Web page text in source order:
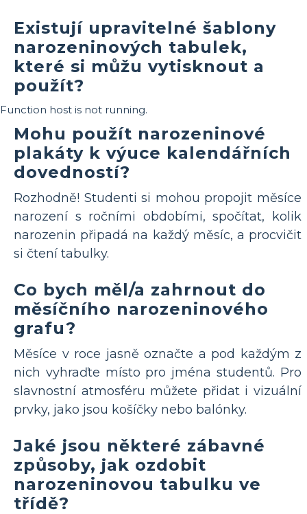
Existují upravitelné šablony
narozeninových tabulek,
které si můžu vytisknout a
použít?
Function host is not running.
Mohu použít narozeninové
plakáty k výuce kalendářních
dovedností?
Rozhodně! Studenti si mohou propojit měsíce
narození s ročními obdobími, spočítat, kolik
narozenin připadá na každý měsíc, a procvičit
si čtení tabulky.
Co bych měl/a zahrnout do
měsíčního narozeninového
grafu?
Měsíce v roce jasně označte a pod každým z
nich vyhraďte místo pro jména studentů. Pro
slavnostní atmosféru můžete přidat i vizuální
prvky, jako jsou košíčky nebo balónky.
Jaké jsou některé zábavné
způsoby, jak ozdobit
narozeninovou tabulku ve
třídě?